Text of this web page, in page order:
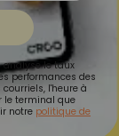
analyse le taux
performances des
l'heure à
le terminal que
notre politique de